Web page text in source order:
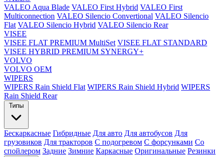
VALEO Aqua Blade VALEO First Hybrid VALEO First
Multiconnection VALEO Silencio Convertional VALEO Silencio
Flat VALEO Silencio Hybrid VALEO Silencio Rear
VISEE
VISEE FLAT PREMIUM MultiSet VISEE FLAT STANDARD
VISEE HYBRID PREMIUM SYNERGY+
VOLVO
VOLVO OEM
WIPERS
WIPERS Rain Shield Flat WIPERS Rain Shield Hybrid WIPERS
Rain Shield Rear
Типы
Бескаркасные Гибридные Для авто Для автобусов Для
грузовиков Для тракторов С подогревом С форсунками Со
спойлером Задние Зимние Каркасные Оригинальные Резинки